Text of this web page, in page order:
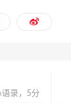
录，5分